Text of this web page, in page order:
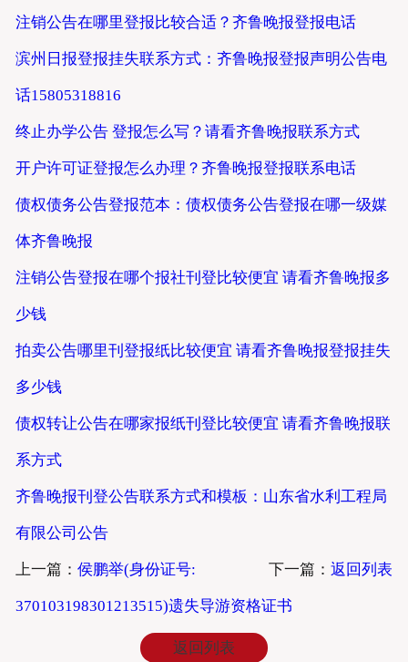
注销公告在哪里登报比较合适？齐鲁晚报登报电话
滨州日报登报挂失联系方式：齐鲁晚报登报声明公告电
话15805318816
终止办学公告 登报怎么写？请看齐鲁晚报联系方式
开户许可证登报怎么办理？齐鲁晚报登报联系电话
债权债务公告登报范本：债权债务公告登报在哪一级媒
体齐鲁晚报
注销公告登报在哪个报社刊登比较便宜 请看齐鲁晚报多
少钱
拍卖公告哪里刊登报纸比较便宜 请看齐鲁晚报登报挂失
多少钱
债权转让公告在哪家报纸刊登比较便宜 请看齐鲁晚报联
系方式
齐鲁晚报刊登公告联系方式和模板：山东省水利工程局
有限公司公告
下一篇：返回列表
上一篇： 侯鹏举(身份证号:
370103198301213515)遗失导游资格证书
返回列表